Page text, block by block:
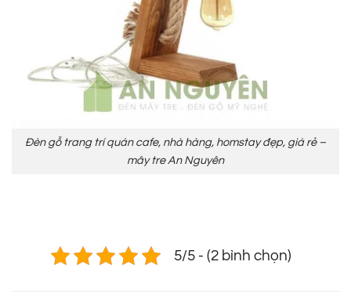
Đèn gỗ trang trí quán cafe, nhà hàng, homstay đẹp, giá rẻ –
mây tre An Nguyên
5/5 - (2 bình chọn)